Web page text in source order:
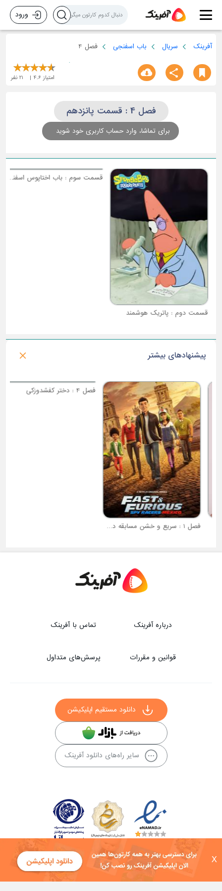
X
ورود
آفرینک سریال باب اسفنجی فصل 4
امتیاز 4.6
21 نفر
فصل 4 : قسمت پانزدهم
برای تماشا، وارد حساب کاربری خود شوید
قسمت دوم : پاتریک هوشمند
پیشنهادهای بیشتر
فصل 1 : سریع و خشن مسابقه دهندگان جاسوس فصل 4 : دختر کفشدوزکی
درباره آفرینک تماس با آفرینک
قوانین و مقررات پرسش‌های متداول
دانلود مستقیم اپلیکیشن
سایر راه‌های دانلود آفرینک
کلیه حقوق این سایت به شرکت توسعه فناوی هفت آسمان توکان تعلق دارد و